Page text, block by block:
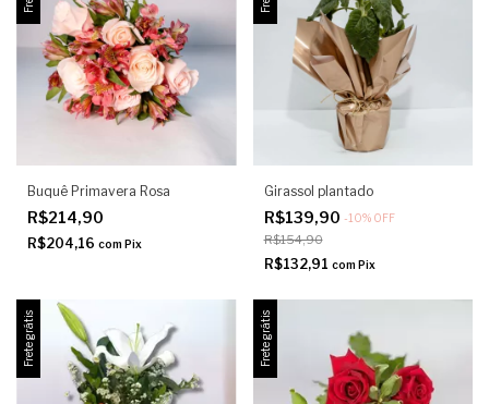
Buquê Primavera Rosa
R$214,90
R$204,16 com Pix
Girassol plantado
R$139,90 -10% OFF
R$154,90
R$132,91 com Pix
Frete grátis Frete grátis